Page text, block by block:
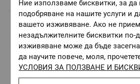
Комбинирай
Ние използваме бисквитки, за
подобряване на нашите услуги и
вашето изживяване. Ако не
незадължителните бисквитки по-
изживяване може да бъде
да научите повече, моля,
УСЛОВИЯ ЗА ПОЛЗВАНЕ И